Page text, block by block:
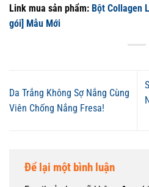
Link mua sản phẩm: Bột Collagen
gói] Mẫu Mới
Da Trắng Không Sợ Nắng Cùng
Viên Chống Nắng Fresa!
Để lại một bình luận